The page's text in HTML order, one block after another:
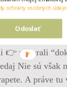
realita. Žltnú.
je, že problém
z obchodov je
👉 vyzerali
Nie sú však
A práve tu
Odoslať
ochrany osobných